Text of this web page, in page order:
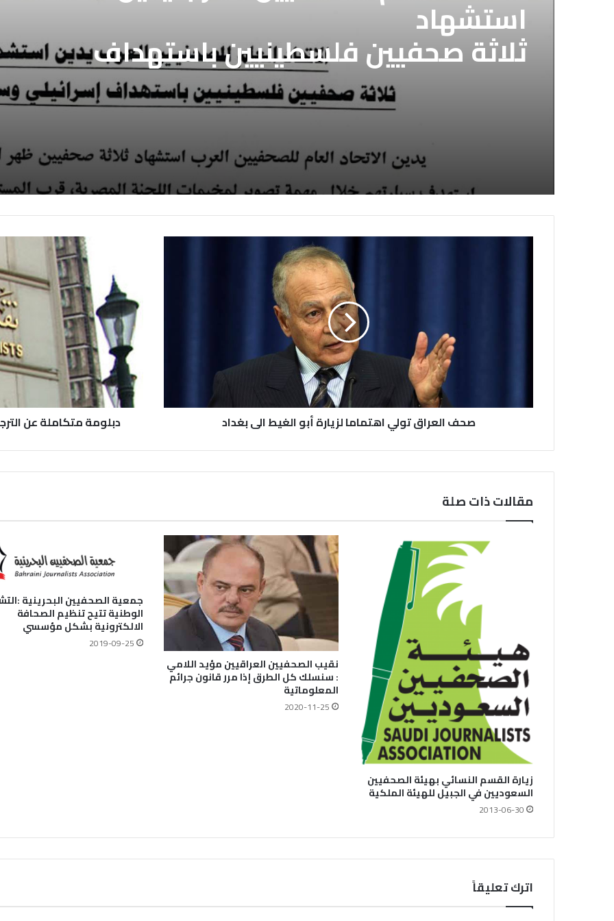
الاتحاد العام للصحفيين العرب يدين
استشهاد
ثلاثة صحفيين فلسطينيين باستهداف
إسرائيلي وسط قطاع غزة
الاتحاد العام للصحفيين العرب يطالب
قوات الدعم السريع بالافراج عن
الصحفيين السودانيين المعتقلين
لديها فوراً
صحف العراق تولي اهتماما لزيارة أبو الغيط الى بغداد دبلومة متكاملة عن
مقالات ذات صلة
زيارة القسم النسائي بهيئة الصحفيين
السعوديين في الجبيل للهيئة الملكية
2013-06-30
نقيب الصحفيين العراقيين مؤيد اللامي
: سنسلك كل الطرق إذا مرر قانون جرائم
المعلوماتية
2020-11-25
جمعية الصحفيين البحرينية
الوطنية تتيح تنظيم الصحافة
الالكترونية بشكل مؤسسي
2019-09-25
اترك تعليقاً